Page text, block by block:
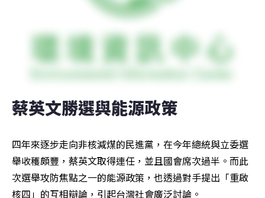
蔡英文勝選與能源政策
四年來逐步走向非核減煤的民進黨，在今年總統與立委選
舉收穫頗豐，蔡英文取得連任，並且國會席次過半。而此
次選舉攻防焦點之一的能源政策，也透過對手提出「重啟
核四」的互相辯論，引起台灣社會廣泛討論。